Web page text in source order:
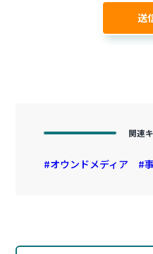
関連
オウンドメディア